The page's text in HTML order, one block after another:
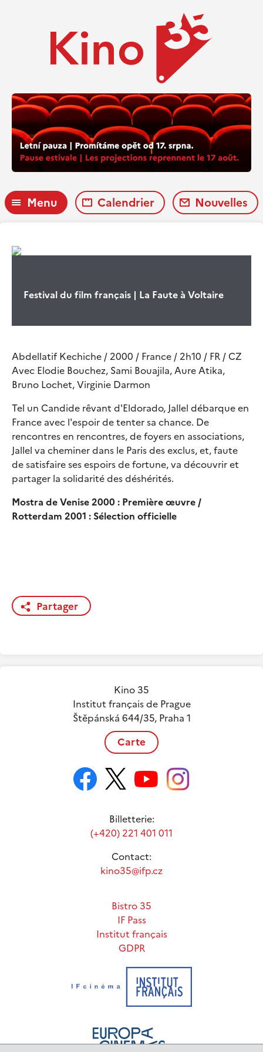
Menu Calendrier Nouvelles
Festival du film français | La Faute à Voltaire
Abdellatif Kechiche / 2000 / France / 2h10 / FR / CZ
Avec Elodie Bouchez, Sami Bouajila, Aure Atika,
Bruno Lochet, Virginie Darmon
Tel un Candide rêvant d'Eldorado, Jallel débarque en
France avec l'espoir de tenter sa chance. De
rencontres en rencontres, de foyers en associations,
Jallel va cheminer dans le Paris des exclus, et, faute
de satisfaire ses espoirs de fortune, va découvrir et
partager la solidarité des déshérités.
Mostra de Venise 2000 : Première œuvre /
Rotterdam 2001 : Sélection officielle
Partager
Kino 35
Institut français de Prague
Štěpánská 644/35, Praha 1
Carte
Billetterie:
(+420) 221 401 011
Contact:
kino35@ifp.cz
Bistro 35
IF Pass
Institut français
GDPR